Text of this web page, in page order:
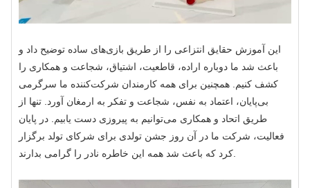
این آموزش حقایق انتزاعی را از طریق بازی‌های ساده توضیح داد و
باعث شد ما دوباره اراده، قاطعیت، اشتیاق، شجاعت و همکاری را
کشف کنیم. همچنین برای همه کارمندان شرکت‌کننده ما سرگرمی
بی‌پایان، اعتماد به نفس، شجاعت و تفکر به ارمغان آورد. تنها از
طریق اتحاد و همکاری می‌توانیم به پیروزی دست یابیم. در پایان
فعالیت، شرکت ما در آن روز جشن تولدی برای شرکای تولد برگزار